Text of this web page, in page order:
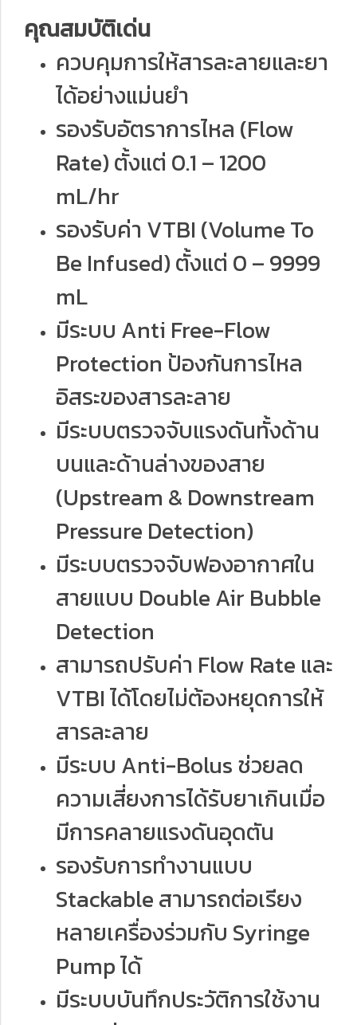
คุณสมบัติเด่น
ควบคุมการให้สารละลายและยา
ได้อย่างแม่นยำ
รองรับอัตราการไหล (Flow
Rate) ตั้งแต่ 0.1 – 1200
mL/hr
รองรับค่า VTBI (Volume To
Be Infused) ตั้งแต่ 0 – 9999
mL
มีระบบ Anti Free-Flow
Protection ป้องกันการไหล
อิสระของสารละลาย
มีระบบตรวจจับแรงดันทั้งด้าน
บนและด้านล่างของสาย
(Upstream & Downstream
Pressure Detection)
มีระบบตรวจจับฟองอากาศใน
สายแบบ Double Air Bubble
Detection
สามารถปรับค่า Flow Rate และ
VTBI ได้โดยไม่ต้องหยุดการให้
สารละลาย
มีระบบ Anti-Bolus ช่วยลด
ความเสี่ยงการได้รับยาเกินเมื่อ
มีการคลายแรงดันอุดตัน
รองรับการทำงานแบบ
Stackable สามารถต่อเรียง
หลายเครื่องร่วมกับ Syringe
Pump ได้
มีระบบบันทึกประวัติการใช้งาน